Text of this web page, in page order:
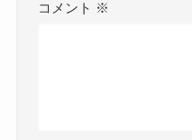
コメント ※